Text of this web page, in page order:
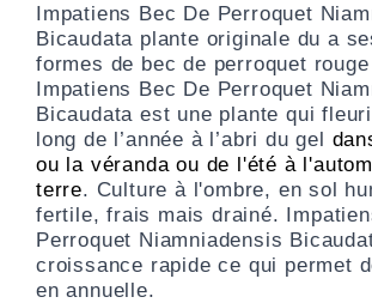
Impatiens Bec De Perroquet
Bicaudata plante originale du a
formes de bec de perroquet
Impatiens Bec De Perroquet
Bicaudata est une plante qui
long de l’année à l’abri du gel
ou la véranda ou de l'été à
terre. Culture à l'ombre, en sol
fertile, frais mais drainé.
Perroquet Niamniadensis
croissance rapide ce qui permet
en annuelle.